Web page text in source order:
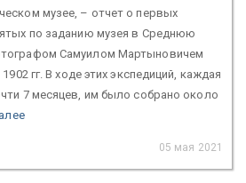
музее, – отчет о первых
по заданию музея в Среднюю
Самуилом Мартыновичем
гг. В ходе этих экспедиций, каждая
7 месяцев, им было собрано около
05 мая 2021